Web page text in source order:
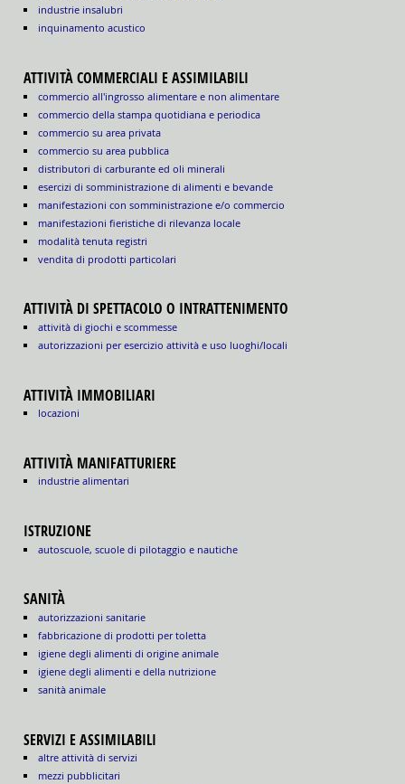
industrie insalubri
inquinamento acustico
ATTIVITÀ COMMERCIALI E ASSIMILABILI
commercio all'ingrosso alimentare e non alimentare
commercio della stampa quotidiana e periodica
commercio su area privata
commercio su area pubblica
distributori di carburante ed oli minerali
esercizi di somministrazione di alimenti e bevande
manifestazioni con somministrazione e/o commercio
manifestazioni fieristiche di rilevanza locale
modalità tenuta registri
vendita di prodotti particolari
ATTIVITÀ DI SPETTACOLO O INTRATTENIMENTO
attività di giochi e scommesse
autorizzazioni per esercizio attività e uso luoghi/locali
ATTIVITÀ IMMOBILIARI
locazioni
ATTIVITÀ MANIFATTURIERE
industrie alimentari
ISTRUZIONE
autoscuole, scuole di pilotaggio e nautiche
SANITÀ
autorizzazioni sanitarie
fabbricazione di prodotti per toletta
igiene degli alimenti di origine animale
igiene degli alimenti e della nutrizione
sanità animale
SERVIZI E ASSIMILABILI
altre attività di servizi
mezzi pubblicitari